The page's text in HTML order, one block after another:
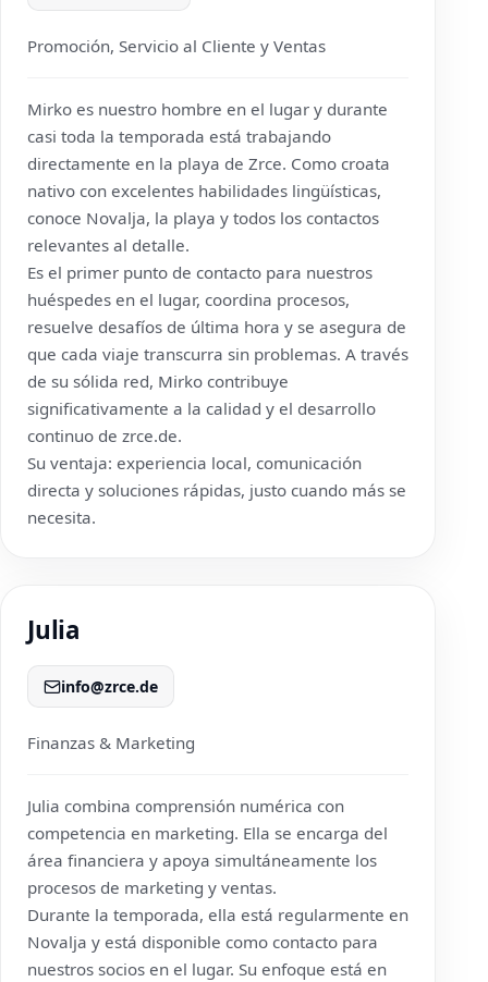
Promoción, Servicio al Cliente y Ventas
Mirko es nuestro hombre en el lugar y durante
casi toda la temporada está trabajando
directamente en la playa de Zrce. Como croata
nativo con excelentes habilidades lingüísticas,
conoce Novalja, la playa y todos los contactos
relevantes al detalle.
Es el primer punto de contacto para nuestros
huéspedes en el lugar, coordina procesos,
resuelve desafíos de última hora y se asegura de
que cada viaje transcurra sin problemas. A través
de su sólida red, Mirko contribuye
significativamente a la calidad y el desarrollo
continuo de zrce.de.
Su ventaja: experiencia local, comunicación
directa y soluciones rápidas, justo cuando más se
necesita.
Julia
info@zrce.de
Finanzas & Marketing
Julia combina comprensión numérica con
competencia en marketing. Ella se encarga del
área financiera y apoya simultáneamente los
procesos de marketing y ventas.
Durante la temporada, ella está regularmente en
Novalja y está disponible como contacto para
nuestros socios en el lugar. Su enfoque está en